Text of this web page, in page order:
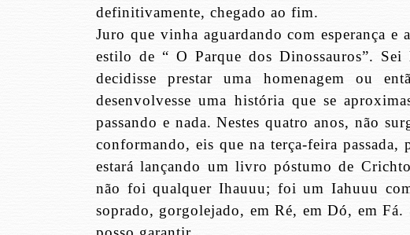
definitivamente, chegado ao fim.
Juro que vinha aguardando com esperança
estilo de “ O Parque dos Dinossauros”.
decidisse prestar uma homenagem ou
desenvolvesse uma história que se
passando e nada. Nestes quatro anos, não
conformando, eis que na terça-feira
estará lançando um livro póstumo de
não foi qualquer Ihauuu; foi um Iahuuu
soprado, gorgolejado, em Ré, em Dó, em